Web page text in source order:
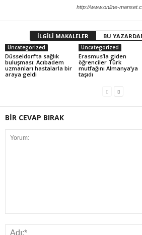
http://www.online-
İLGİLİ MAKALELER BU
Uncategorized
Düsseldorf’ta sağlık
buluşması: Acıbadem
uzmanları hastalarla bir
araya geldi
Uncategorized
Erasmus’la giden
öğrenciler Türk
mutfağını Almanya’ya
taşıdı
BİR CEVAP BIRAK